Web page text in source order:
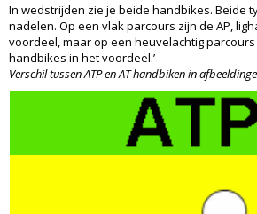
In wedstrijden zie je beide handbikes. Beide
nadelen. Op een vlak parcours zijn de AP,
voordeel, maar op een heuvelachtig
handbikes in het voordeel.’
Verschil tussen ATP en AT handbiken in